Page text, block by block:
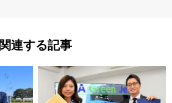
関連する記事